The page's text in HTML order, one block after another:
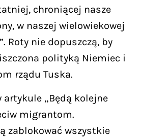
chroniącej nasze
w naszej wielowiekowej
Roty nie dopuszczą, by
polityką Niemiec i
rządu Tuska.
artykule „Będą kolejne
migrantom.
zablokować wszystkie